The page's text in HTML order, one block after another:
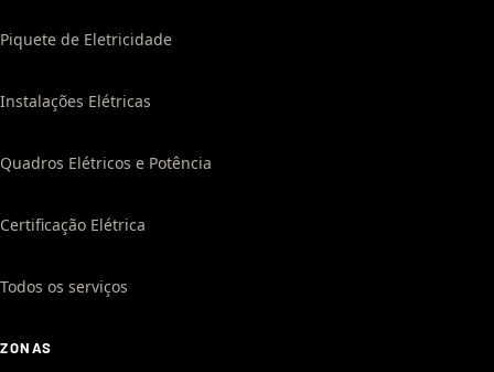
Piquete de Eletricidade
Instalações Elétricas
Quadros Elétricos e Potência
Certificação Elétrica
Todos os serviços
ZONAS